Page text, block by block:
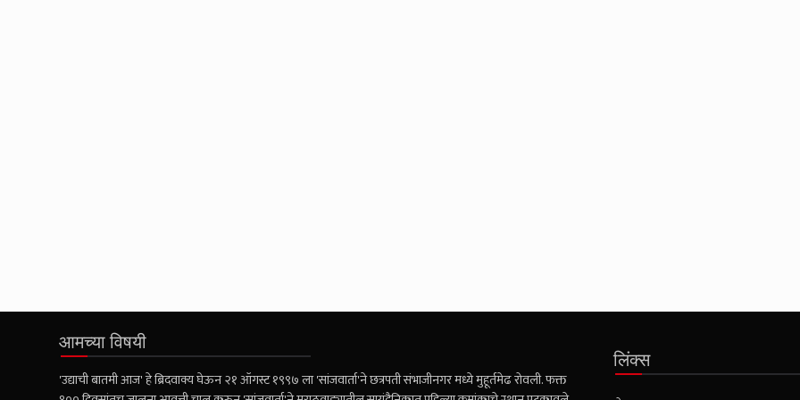
आमच्या विषयी
'उद्याची बातमी आज' हे ब्रिदवाक्य घेऊन २१ ऑगस्ट १९९७ ला 'सांजवार्ता'ने छत्रपती संभाजीनगर मध्ये मुहूर्तमेढ रोवली. फक्त
लिंक्स